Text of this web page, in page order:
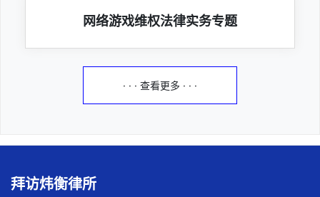
网络游戏维权法律实务专题
· · · 查看更多 · · ·
拜访炜衡律所